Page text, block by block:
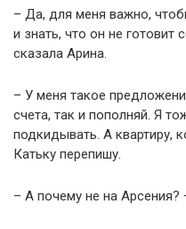
– Да, для меня важно,
и знать, что он не готовит
сказала Арина.
– У меня такое
счета, так и пополняй. Я
подкидывать. А квартиру,
Катьку перепишу.
– А почему не на Арсения?